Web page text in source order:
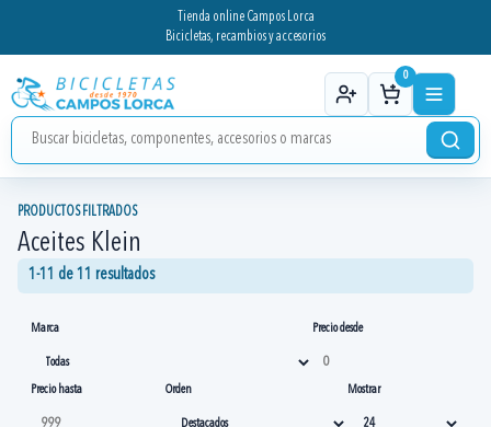
Tienda online Campos Lorca
Bicicletas, recambios y accesorios
0
PRODUCTOS FILTRADOS
Aceites Klein
1-11 de 11 resultados
Marca Precio desde
Precio hasta Orden Mostrar